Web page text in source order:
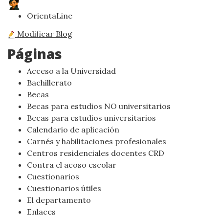
OrientaLine
Modificar Blog
Páginas
Acceso a la Universidad
Bachillerato
Becas
Becas para estudios NO universitarios
Becas para estudios universitarios
Calendario de aplicación
Carnés y habilitaciones profesionales
Centros residenciales docentes CRD
Contra el acoso escolar
Cuestionarios
Cuestionarios útiles
El departamento
Enlaces